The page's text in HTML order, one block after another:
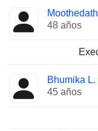
Administrador
48 años
Bhumika L.
45 años